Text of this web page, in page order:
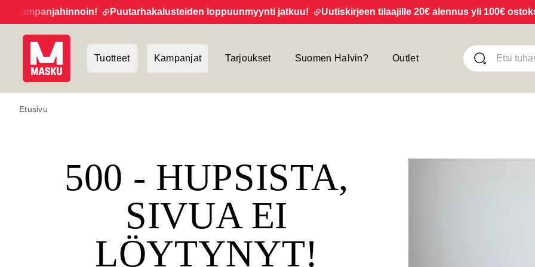
Puutarhakalusteiden loppuunmyynti jatkuu! Uutiskirjeen tilaajille 20€ alennus yli 100€
Tuotteet Kampanjat Tarjoukset Suomen Halvin? Outlet
Etusivu
500 - HUPSISTA,
SIVUA EI
LÖYTYNYT!